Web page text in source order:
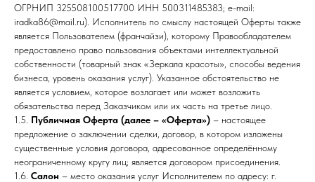
ОГРНИП 325508100517700 ИНН 500311485383; e-mail:
iradka86@mail.ru). Исполнитель по смыслу настоящей Оферты также
является Пользователем (франчайзи), которому Правообладателем
предоставлено право пользования объектами интеллектуальной
собственности (товарный знак «Зеркала красоты», способы ведения
бизнеса, уровень оказания услуг). Указанное обстоятельство не
является условием, которое возлагает или может возложить
обязательства перед Заказчиком или их часть на третье лицо.
1.5. Публичная Оферта (далее – «Оферта») – настоящее
предложение о заключении сделки, договор, в котором изложены
существенные условия договора, адресованное определённому
неограниченному кругу лиц; является договором присоединения.
1.6. Салон – место оказания услуг Исполнителем по адресу: г.